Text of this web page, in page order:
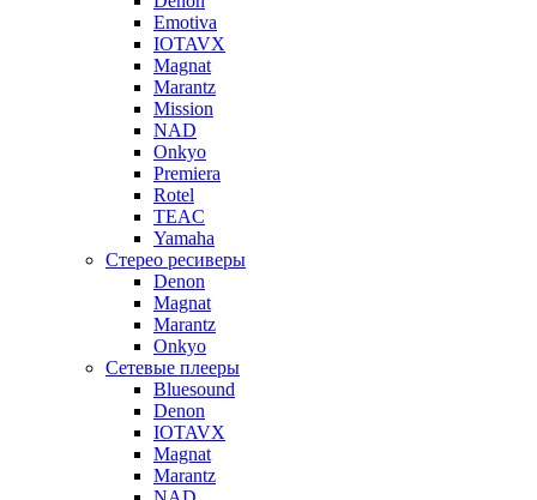
Emotiva
IOTAVX
Magnat
Marantz
Mission
NAD
Onkyo
Premiera
Rotel
TEAC
Yamaha
Стерео ресиверы
Denon
Magnat
Marantz
Onkyo
Сетевые плееры
Bluesound
Denon
IOTAVX
Magnat
Marantz